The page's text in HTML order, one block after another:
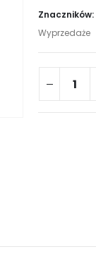
Znaczników:
Wyprzedaże